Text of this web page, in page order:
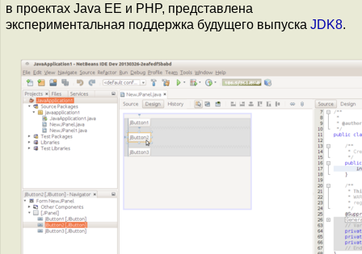
в проектах Java EE и PHP, представлена
экспериментальная поддержка будущего выпуска JDK8.